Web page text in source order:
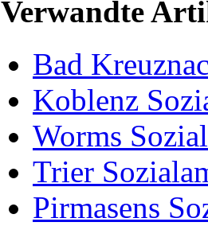
Verwandte
Bad
Koblenz
Worms
Trier
Pirmasens